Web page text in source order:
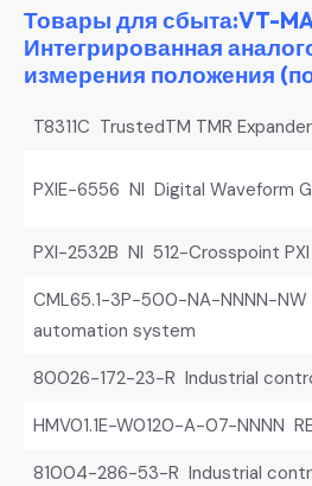
Товары для сбыта:VT-
Интегрированная
измерения положения
T8311C TrustedTM TMR
PXIE-6556 NI Digital Waveform
PXI-2532B NI 512-Crosspoint
CML65.1-3P-500-NA-NNNN-
automation system
80026-172-23-R Industrial
HMV01.1E-W0120-A-07-NNNN
81004-286-53-R Industrial